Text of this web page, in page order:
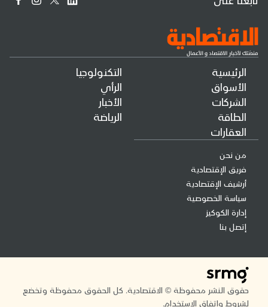
الرئيسية
الأسواق
الشركات
الطاقة
العقارات
التكنولوجيا
الرأي
الأخبار
الرياضة
من نحن
فريق الإقتصادية
أرشيف الإقتصادية
سياسة الخصوصية
إدارة الكوكيز
إتصل بنا
حقوق النشر محفوظة © الاقتصادية. كل الحقوق محفوظة وتخضع
لشروط واتفاق الاستخدام.